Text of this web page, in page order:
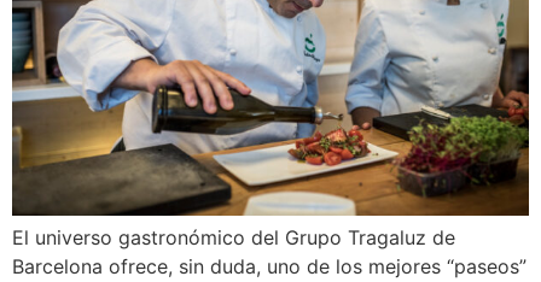
El universo gastronómico del Grupo Tragaluz de
Barcelona ofrece, sin duda, uno de los mejores “paseos”